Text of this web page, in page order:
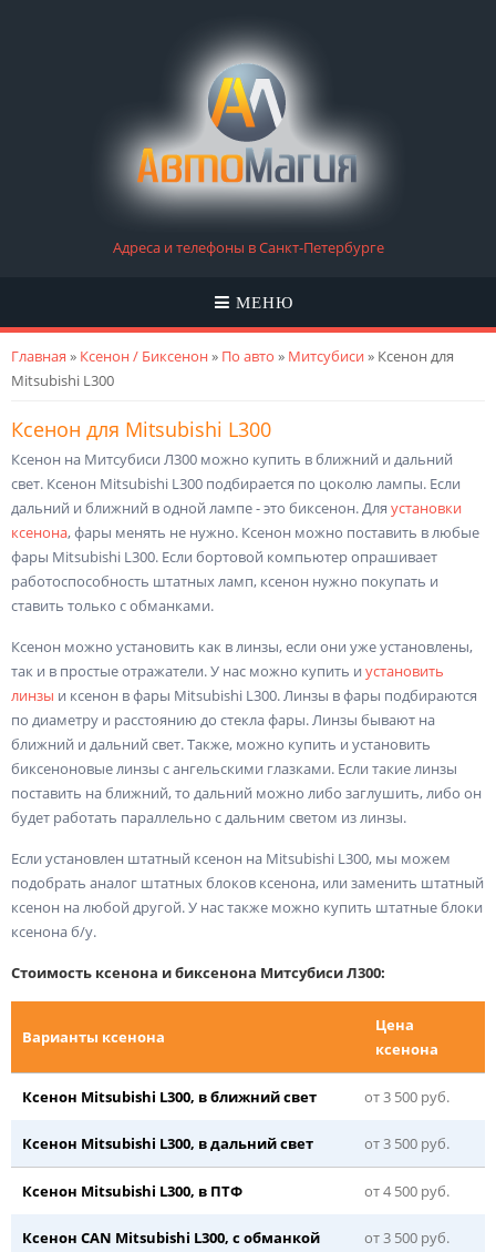
Адреса и телефоны в Санкт-Петербурге
МЕНЮ
Вы здесь
Главная » Ксенон / Биксенон» По авто » Митсубиси» Ксенон для
Mitsubishi L300
Ксенон для Mitsubishi L300
Ксенон на Митсубиси Л300 можно купить в ближний и дальний
свет. Ксенон Mitsubishi L300 подбирается по цоколю лампы. Если
дальний и ближний в одной лампе - это биксенон. Для установки
ксенона, фары менять не нужно. Ксенон можно поставить в любые
фары Mitsubishi L300. Если бортовой компьютер опрашивает
работоспособность штатных ламп, ксенон нужно покупать и
ставить только с обманками.
Ксенон можно установить как в линзы, если они уже установлены,
так и в простые отражатели. У нас можно купить и установить
линзы и ксенон в фары Mitsubishi L300. Линзы в фары подбираются
по диаметру и расстоянию до стекла фары. Линзы бывают на
ближний и дальний свет. Также, можно купить и установить
биксеноновые линзы с ангельскими глазками. Если такие линзы
поставить на ближний, то дальний можно либо заглушить, либо он
будет работать параллельно с дальним светом из линзы.
Если установлен штатный ксенон на Mitsubishi L300, мы можем
подобрать аналог штатных блоков ксенона, или заменить штатный
ксенон на любой другой. У нас также можно купить штатные блоки
ксенона б/у.
Стоимость ксенона и биксенона Митсубиси Л300:
Варианты ксенона
Цена
ксенона
Ксенон Mitsubishi L300, в ближний свет от 3 500 руб.
Ксенон Mitsubishi L300, в дальний свет от 3 500 руб.
Ксенон Mitsubishi L300, в ПТФ от 4 500 руб.
Ксенон CAN Mitsubishi L300, с обманкой от 3 500 руб.